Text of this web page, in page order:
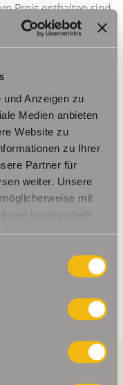
Anzeigen zu
Medien anbieten
Website zu
zu Ihrer
Partner für
weiter. Unsere
mit
bereitgestellt
Nutzung der Dienste
Preis enthalten sind
& der
% (inkl. 19 %
vom Käufer nach